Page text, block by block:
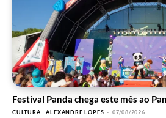
Festival Panda chega este mês ao
CULTURA ALEXANDRE LOPES - 07/08/2026